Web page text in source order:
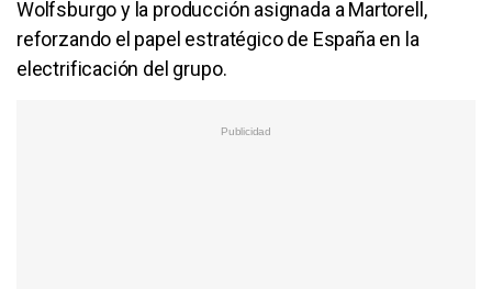
Wolfsburgo y la producción asignada a Martorell,
reforzando el papel estratégico de España en la
electrificación del grupo.